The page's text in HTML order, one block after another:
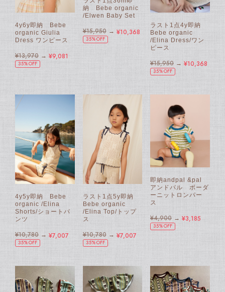
4y6y即納 Bebe
organic Giulia
Dress ワンピース
¥13,970 → ¥9,081
35%OFF
納 Bebe organic
/Elwen Baby Set
¥15,950→ ¥10,368
35%OFF
ラスト1点4y即納
Bebe organic
/Elina Dress/ワン
ピース
¥15,950 → ¥10,368
35%OFF
4y5y即納 Bebe
organic /Elina
Shorts/ショートパ
ンツ
¥10,780 → ¥7,007
35%OFF
ラスト1点5y即納
Bebe organic
/Elina Top/トップ
ス
¥10,780→ ¥7,007
35%OFF
即納andpal &pal
アンドパル ボーダ
ーニットロンパー
ス
¥4,900 → ¥3,185
35%OFF